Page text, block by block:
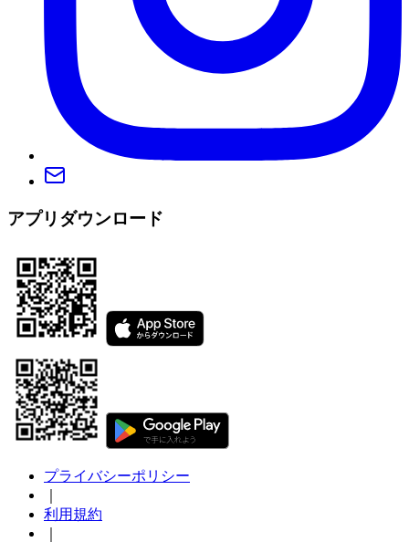
アプリダウンロード
プライバシーポリシー
利用規約